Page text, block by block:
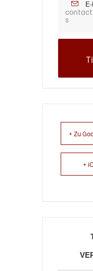
s
+ Zu
+